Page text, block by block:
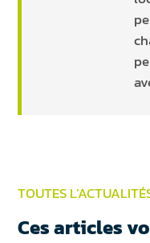
TOUTES
Ces articles